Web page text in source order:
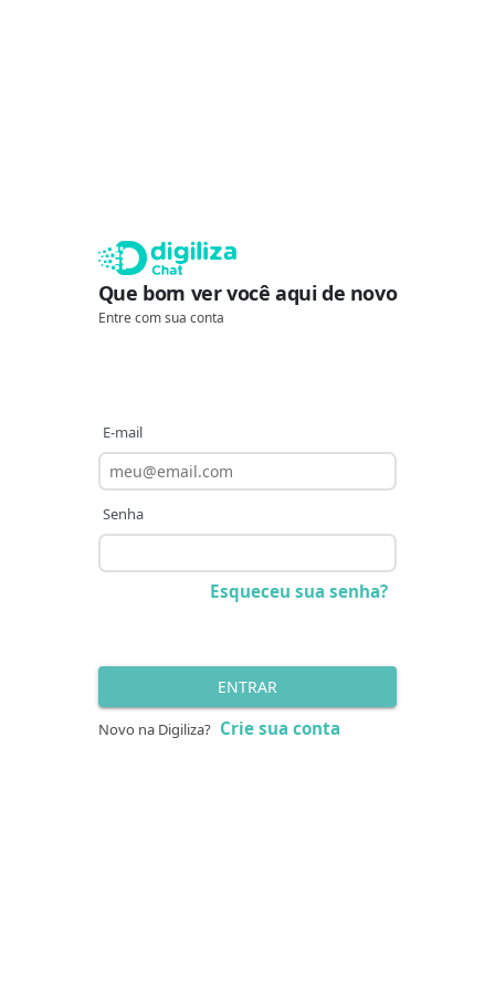
Que bom ver você aqui de novo
Entre com sua conta
E-mail
Senha
Esqueceu sua senha?
ENTRAR
Novo na Digiliza? Crie sua conta